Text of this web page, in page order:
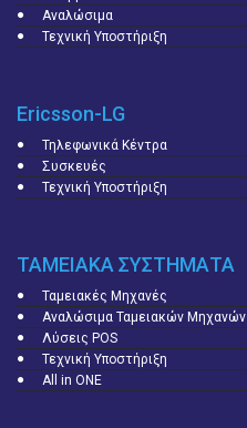
Αναλώσιμα
Τεχνική Υποστήριξη
Ericsson-LG
Τηλεφωνικά Κέντρα
Συσκευές
Τεχνική Υποστήριξη
ΤΑΜΕΙΑΚΑ ΣΥΣΤΗΜΑΤΑ
Ταμειακές Μηχανές
Αναλώσιμα Ταμειακών Μηχανών
Λύσεις POS
Τεχνική Υποστήριξη
All in ONE